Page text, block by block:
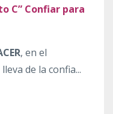
C” Confiar para
, en el
de la confia...